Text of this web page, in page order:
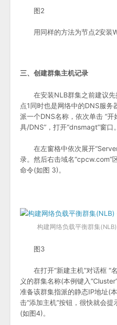
图2
用同样的方法为节点2安装
三、创建群集主机记录
在安装NLB群集之前建议先
点1同时也是网络中的DNS服务
派一个DNS名称，依次单击 “
具/DNS”，打开“dnsmagt”窗口。
在左窗格中依次展开
录。然后右击域名“cpcw.com”
命令(如图 3)。
构建网络负载平衡群集
图3
在打开“新建主机”对话框 “
义的群集名称(本例键入
准备该群集指派的静态IP地址(
击“添加主机”按钮，很快就会
(如图4)。